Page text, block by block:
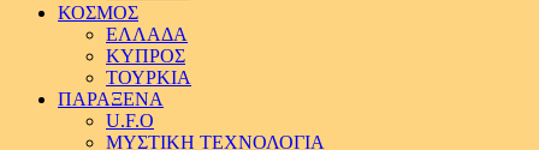
ΚΟΣΜΟΣ
ΕΛΛΑΔΑ
ΚΥΠΡΟΣ
ΤΟΥΡΚΙΑ
ΠΑΡΑΞΕΝΑ
U.F.O
ΜΥΣΤΙΚΗ ΤΕΧΝΟΛΟΓΙΑ